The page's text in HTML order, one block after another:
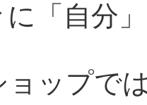
に「自分
ョップで